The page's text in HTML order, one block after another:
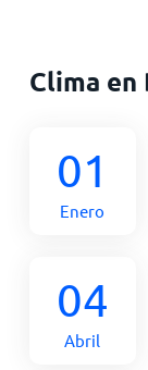
Clima
01
Enero
04
Abril